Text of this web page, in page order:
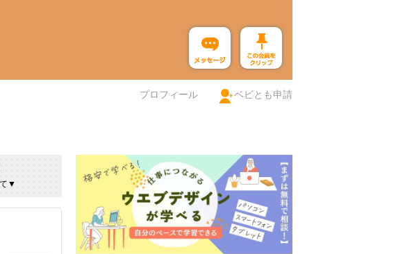
プロフィール ベビとも申請